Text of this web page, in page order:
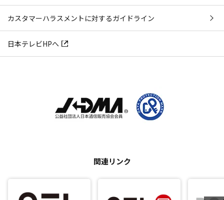
カスタマーハラスメントに対するガイドライン
日本テレビHPへ
関連リンク